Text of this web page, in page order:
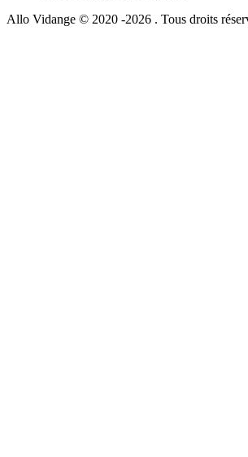
Allo Vidange © 2020 -2026 . Tous droits